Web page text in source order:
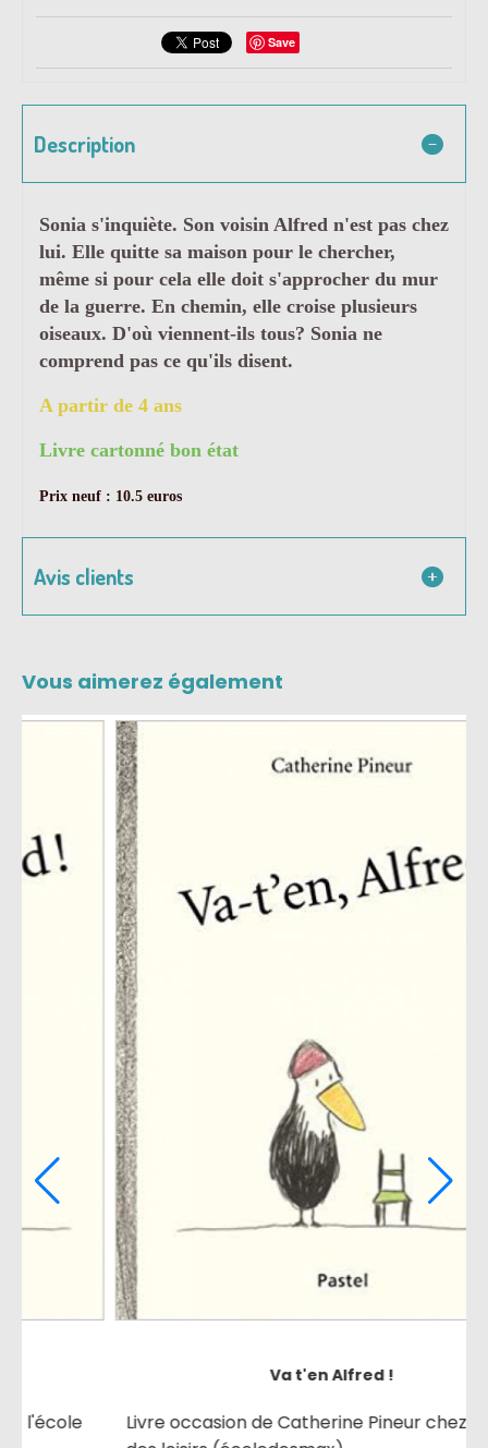
Save
Description
Sonia s'inquiète. Son voisin Alfred n'est pas chez
lui. Elle quitte sa maison pour le chercher,
même si pour cela elle doit s'approcher du mur
de la guerre. En chemin, elle croise plusieurs
oiseaux. D'où viennent-ils tous? Sonia ne
comprend pas ce qu'ils disent.
A partir de 4 ans
Livre cartonné bon état
Prix neuf : 10.5 euros
Avis clients
Vous aimerez également
l'école
Va t'en Alfred !
Livre occasion de Catherine Pineur